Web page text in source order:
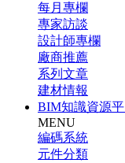
每月專欄
專家訪談
設計師專欄
廠商推薦
系列文章
建材情報
BIM知識資源平
MENU
編碼系統
元件分類